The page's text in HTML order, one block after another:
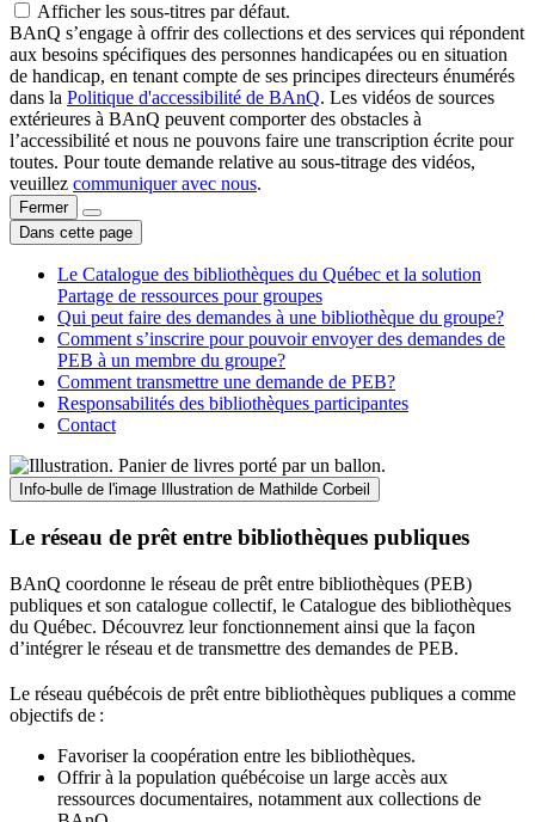
Afficher les sous-titres par défaut.
BAnQ s’engage à offrir des collections et des services qui répondent
aux besoins spécifiques des personnes handicapées ou en situation
de handicap, en tenant compte de ses principes directeurs énumérés
dans la Politique d'accessibilité de BAnQ. Les vidéos de sources
extérieures à BAnQ peuvent comporter des obstacles à
l’accessibilité et nous ne pouvons faire une transcription écrite pour
toutes. Pour toute demande relative au sous-titrage des vidéos,
veuillez communiquer avec nous.
Fermer
Dans cette page
Le Catalogue des bibliothèques du Québec et la solution
Partage de ressources pour groupes
Qui peut faire des demandes à une bibliothèque du groupe?
Comment s’inscrire pour pouvoir envoyer des demandes de
PEB à un membre du groupe?
Comment transmettre une demande de PEB?
Responsabilités des bibliothèques participantes
Contact
Info-bulle de l'image Illustration de Mathilde Corbeil
Le réseau de prêt entre bibliothèques publiques
BAnQ coordonne le réseau de prêt entre bibliothèques (PEB)
publiques et son catalogue collectif, le Catalogue des bibliothèques
du Québec. Découvrez leur fonctionnement ainsi que la façon
d’intégrer le réseau et de transmettre des demandes de PEB.
Le réseau québécois de prêt entre bibliothèques publiques a comme
objectifs de :
Favoriser la coopération entre les bibliothèques.
Offrir à la population québécoise un large accès aux
ressources documentaires, notamment aux collections de